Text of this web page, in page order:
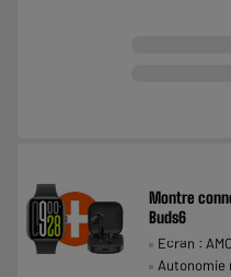
Montre
Buds6
Ecran :
Autonomie